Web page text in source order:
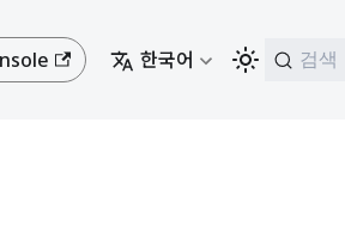
한국어 검색